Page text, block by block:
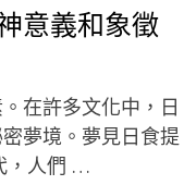
意義和象徵
在許多文化中，日
夢境。夢見日食提
，人們 …